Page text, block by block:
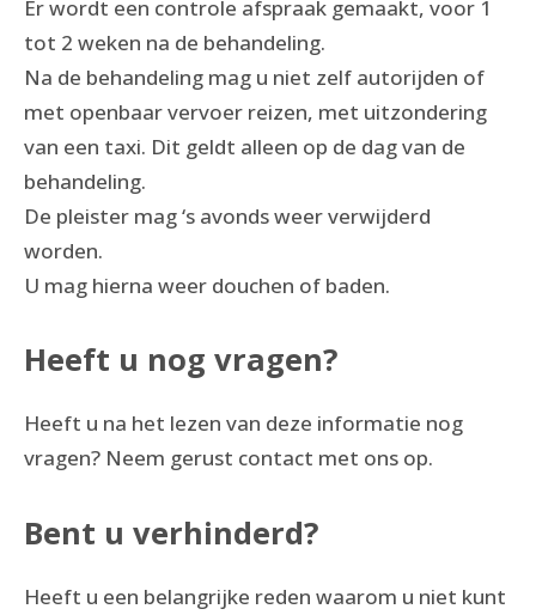
Er wordt een controle afspraak gemaakt, voor 1
tot 2 weken na de behandeling.
Na de behandeling mag u niet zelf autorijden of
met openbaar vervoer reizen, met uitzondering
van een taxi. Dit geldt alleen op de dag van de
behandeling.
De pleister mag ‘s avonds weer verwijderd
worden.
U mag hierna weer douchen of baden.
Heeft u nog vragen?
Heeft u na het lezen van deze informatie nog
vragen? Neem gerust contact met ons op.
Bent u verhinderd?
Heeft u een belangrijke reden waarom u niet kunt